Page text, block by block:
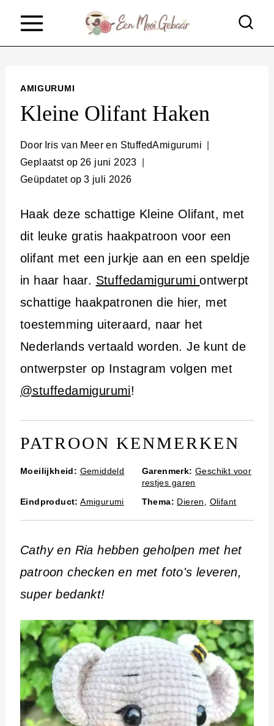
AMIGURUMI
Kleine Olifant Haken
Door Iris van Meer en StuffedAmigurumi
Geplaatst op 26 juni 2023
Geüpdatet op 3 juli 2026
Haak deze schattige Kleine Olifant, met
dit leuke gratis haakpatroon voor een
olifant met een jurkje aan en een speldje
in haar haar. Stuffedamigurumiontwerpt
schattige haakpatronen die hier, met
toestemming uiteraard, naar het
Nederlands vertaald worden. Je kunt de
ontwerpster op Instagram volgen met
@stuffedamigurumi!
PATROON KENMERKEN
Moeilijkheid: Gemiddeld Garenmerk: Geschikt voor
restjes garen
Eindproduct: Amigurumi Thema: Dieren Olifant
Cathy en Ria hebben geholpen met het
patroon checken en met foto's leveren,
super bedankt!